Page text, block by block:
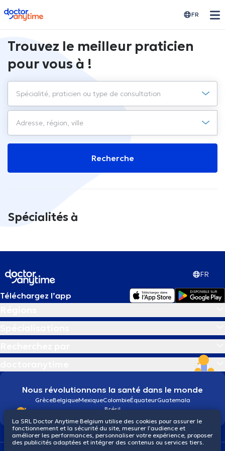
doctoranytime FR
Trouvez le meilleur praticien
pour vous à !
Recherche
Spécialités à
FR
Téléchargez l’app
Nous révolutionnons la santé dans le monde
GrèceBelgiqueMexiqueColombieÉquateurGuatemala
Brésil
La SRL Doctor Anytime Belgium utilise des cookies pour assurer le
fonctionnement et la sécurité du site, mesurer l’audience et
améliorer les performances, personnaliser votre expérience, proposer
des publicités adaptées et intégrer des contenus ou services tiers.